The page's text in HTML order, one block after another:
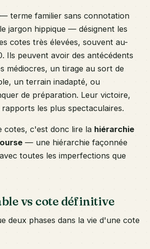
— terme familier sans connotation
jargon hippique — désignent les
cotes très élevées, souvent au-
Ils peuvent avoir des antécédents
médiocres, un tirage au sort de
un terrain inadapté, ou
de préparation. Leur victoire,
les plus spectaculaires.
cotes, c'est donc lire la hiérarchie
— une hiérarchie façonnée
toutes les imperfections que
vs cote définitive
deux phases dans la vie d'une cote